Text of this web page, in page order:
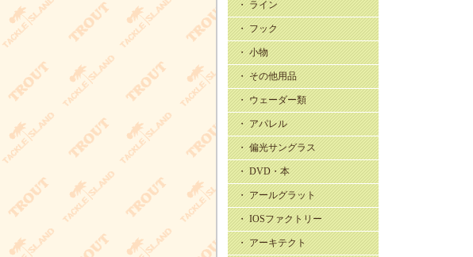
・ ライン
・ フック
・ 小物
・ その他用品
・ ウェーダー類
・ アパレル
・ 偏光サングラス
・ DVD・本
・ アールグラット
・ IOSファクトリー
・ アーキテクト